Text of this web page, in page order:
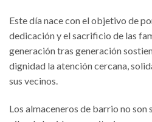
Este día nace con el objetivo de
dedicación y el sacrificio de las
generación tras generación
dignidad la atención cercana,
sus vecinos.
Los almaceneros de barrio no son